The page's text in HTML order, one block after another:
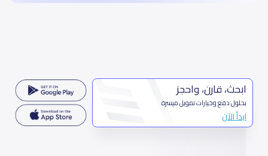
ابحث، قارن، واحجز
بحلول دفع وخيارات تمويل ميسرة
ابدأ الآن